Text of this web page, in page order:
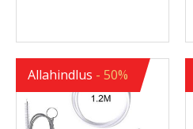
Allahindlus - 50%